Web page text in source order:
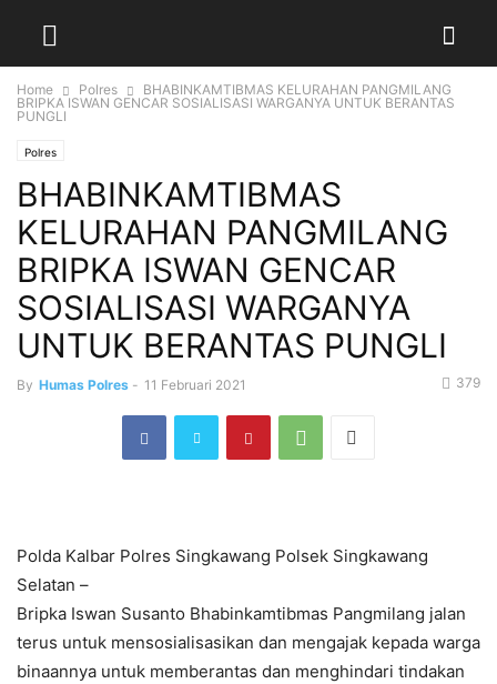
Home Polres
BHABINKAMTIBMAS KELURAHAN PANGMILANG
BRIPKA ISWAN GENCAR SOSIALISASI WARGANYA UNTUK BERANTAS
PUNGLI
Polres
BHABINKAMTIBMAS
KELURAHAN PANGMILANG
BRIPKA ISWAN GENCAR
SOSIALISASI WARGANYA
UNTUK BERANTAS PUNGLI
By Humas Polres - 11 Februari 2021 379
Polda Kalbar Polres Singkawang Polsek Singkawang
Selatan –
Bripka Iswan Susanto Bhabinkamtibmas Pangmilang jalan
terus untuk mensosialisasikan dan mengajak kepada warga
binaannya untuk memberantas dan menghindari tindakan